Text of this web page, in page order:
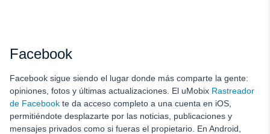
Facebook
Facebook sigue siendo el lugar donde más comparte la gente:
opiniones, fotos y últimas actualizaciones. El uMobix Rastreador
de Facebook te da acceso completo a una cuenta en iOS,
permitiéndote desplazarte por las noticias, publicaciones y
mensajes privados como si fueras el propietario. En Android,